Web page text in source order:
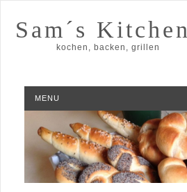
Sam´s Kitchen
kochen, backen, grillen
MENU